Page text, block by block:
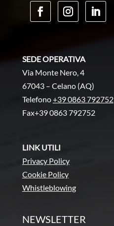
SEDE OPERATIVA
Via Monte Nero, 4
67043 – Celano (AQ)
Telefono+39 0863 792752
Fax+39 0863 792752
LINK UTILI
Privacy Policy
Cookie Policy
Whistleblowing
NEWSLETTER